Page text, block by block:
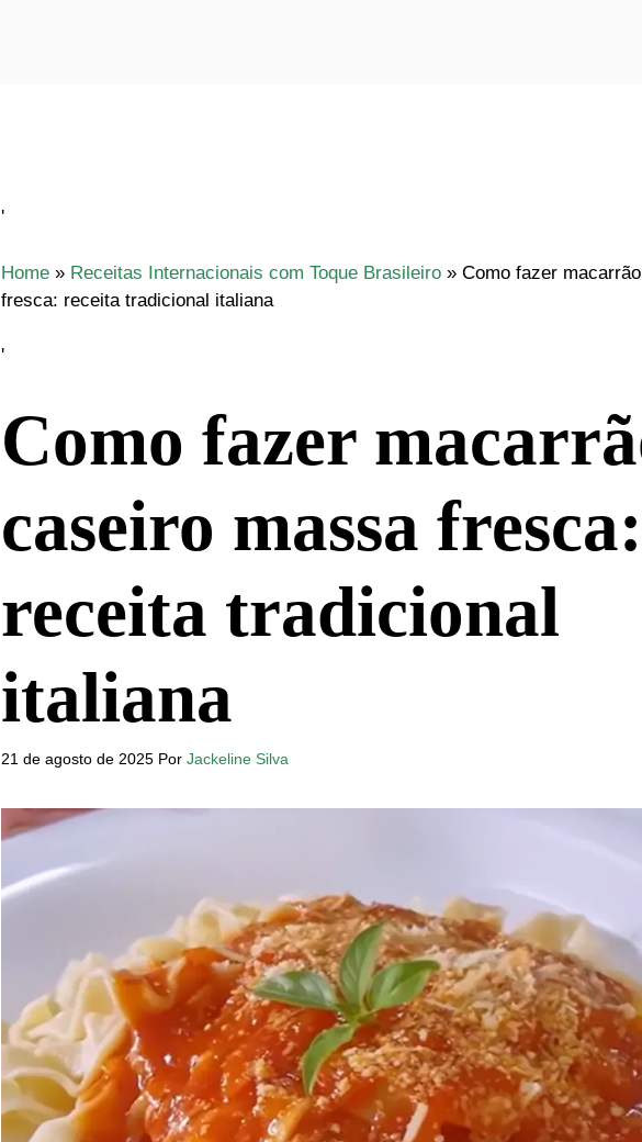
'
Home » Receitas Internacionais com Toque Brasileiro » Como fazer
fresca: receita tradicional italiana
'
Como fazer
caseiro massa fresca:
receita tradicional
italiana
21 de agosto de 2025 Por Jackeline Silva